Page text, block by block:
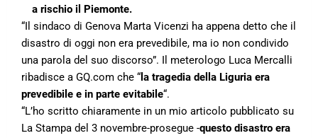
a rischio il Piemonte.
“Il sindaco di Genova Marta Vicenzi ha appena detto che il
disastro di oggi non era prevedibile, ma io non condivido
una parola del suo discorso”. Il meterologo Luca Mercalli
ribadisce a GQ.com che “ la tragedia della Liguria era
prevedibile e in parte evitabile“.
“L’ho scritto chiaramente in un mio articolo pubblicato su
La Stampa del 3 novembre-prosegue -questo disastro era